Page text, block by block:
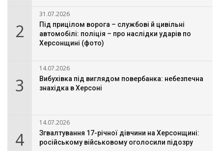
2
31.07.2026
Під прицілом ворога – службові й цивільні
автомобілі: поліція – про наслідки ударів по
Херсонщині (фото)
3
14.07.2026
Вибухівка під виглядом повербанка: небезпечна
знахідка в Херсоні
4
14.07.2026
Згвалтування 17-річної дівчини на Херсонщині:
російському військовому оголосили підозру